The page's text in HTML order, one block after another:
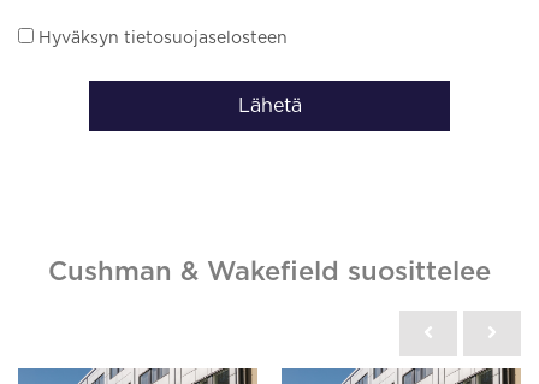
Hyväksyn tietosuojaselosteen
Lähetä
Cushman & Wakefield suosittelee